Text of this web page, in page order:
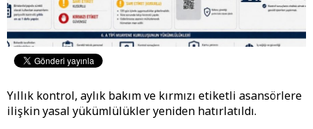
Yıllık kontrol, aylık bakım ve kırmızı etiketli asansörlere
ilişkin yasal yükümlülükler yeniden hatırlatıldı.